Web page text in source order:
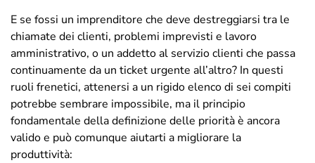
E se fossi un imprenditore che deve destreggiarsi tra le
chiamate dei clienti, problemi imprevisti e lavoro
amministrativo, o un addetto al servizio clienti che passa
continuamente da un ticket urgente all’altro? In questi
ruoli frenetici, attenersi a un rigido elenco di sei compiti
potrebbe sembrare impossibile, ma il principio
fondamentale della definizione delle priorità è ancora
valido e può comunque aiutarti a migliorare la
produttività: